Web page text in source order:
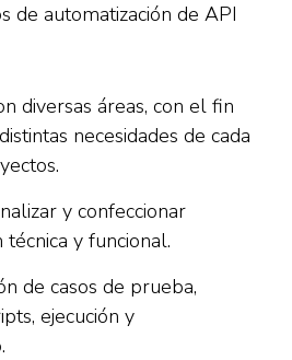
de automatización de API
diversas áreas, con el fin
necesidades de cada
y confeccionar
y funcional.
de casos de prueba,
ejecución y